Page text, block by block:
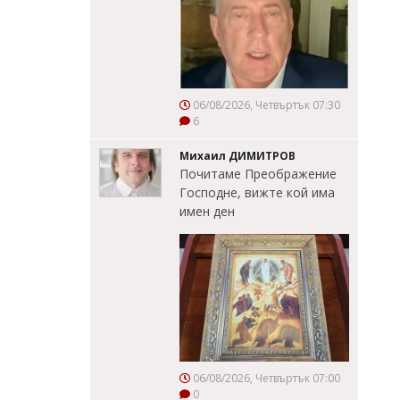
06/08/2026, Четвъртък 07:30
6
Михаил ДИМИТРОВ
Почитаме Преображение
Господне, вижте кой има
имен ден
06/08/2026, Четвъртък 07:00
0